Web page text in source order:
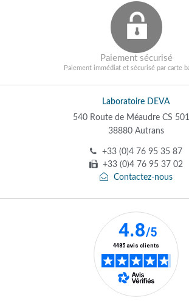
Paiement sécurisé
Paiement immédiat et sécurisé par carte
Laboratoire DEVA
540 Route de Méaudre CS
38880 Autrans
+33 (0)4 76 95 35 87
+33 (0)4 76 95 37 02
Contactez-nous